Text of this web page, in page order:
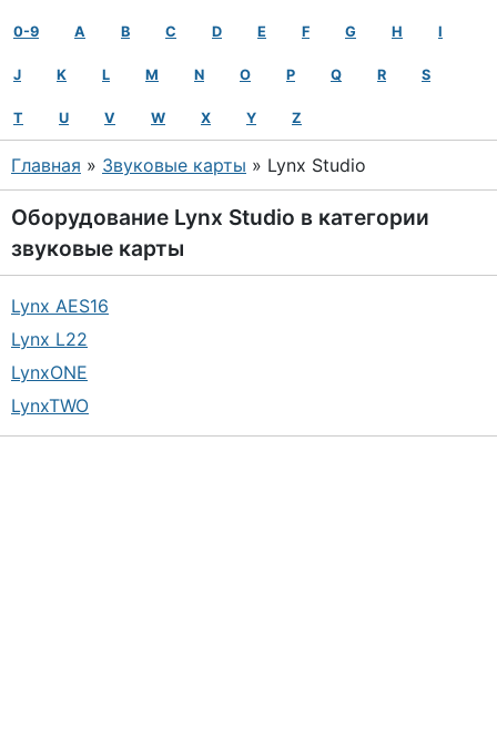
0-9 A B C D E F G H I
J K L M N O P Q R S
T U V W X Y Z
Главная » Звуковые карты » Lynx Studio
Оборудование Lynx Studio в категории
звуковые карты
Lynx AES16
Lynx L22
LynxONE
LynxTWO